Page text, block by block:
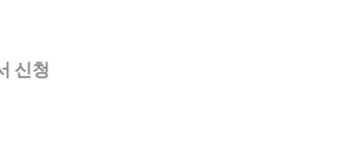
신청